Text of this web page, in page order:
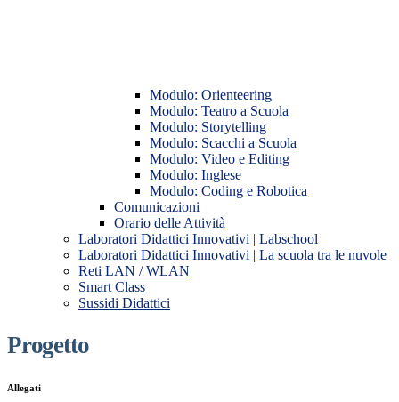
Modulo: Orienteering
Modulo: Teatro a Scuola
Modulo: Storytelling
Modulo: Scacchi a Scuola
Modulo: Video e Editing
Modulo: Inglese
Modulo: Coding e Robotica
Comunicazioni
Orario delle Attività
Laboratori Didattici Innovativi | Labschool
Laboratori Didattici Innovativi | La scuola tra le nuvole
Reti LAN / WLAN
Smart Class
Sussidi Didattici
Progetto
Allegati